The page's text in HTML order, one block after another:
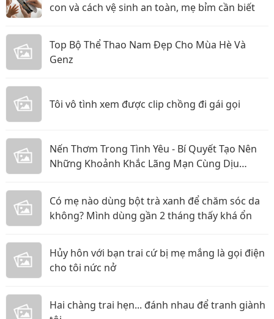
con và cách vệ sinh an toàn, mẹ bỉm cần biết
Top Bộ Thể Thao Nam Đẹp Cho Mùa Hè Và
Genz
Tôi vô tình xem được clip chồng đi gái gọi
Nến Thơm Trong Tình Yêu - Bí Quyết Tạo Nên
Những Khoảnh Khắc Lãng Mạn Cùng Dịu
Có mẹ nào dùng bột trà xanh để chăm sóc da
không? Mình dùng gần 2 tháng thấy khá ổn
Hủy hôn với bạn trai cứ bị mẹ mắng là gọi điện
cho tôi nức nở
Hai chàng trai hẹn... đánh nhau để tranh giành